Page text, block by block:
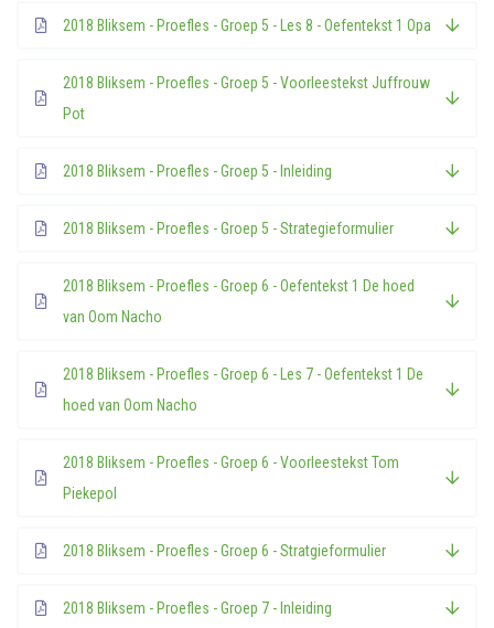
2018 Bliksem - Proefles - Groep 5 - Les 8 - Oefentekst 1 Opa
2018 Bliksem - Proefles - Groep 5 - Voorleestekst Juffrouw
Pot
2018 Bliksem - Proefles - Groep 5 - Inleiding
2018 Bliksem - Proefles - Groep 5 - Strategieformulier
2018 Bliksem - Proefles - Groep 6 - Oefentekst 1 De hoed
van Oom Nacho
2018 Bliksem - Proefles - Groep 6 - Les 7 - Oefentekst 1 De
hoed van Oom Nacho
2018 Bliksem - Proefles - Groep 6 - Voorleestekst Tom
Piekepol
2018 Bliksem - Proefles - Groep 6 - Stratgieformulier
2018 Bliksem - Proefles - Groep 7 - Inleiding